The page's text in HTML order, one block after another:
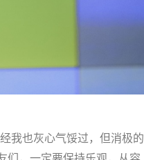
我也灰心气馁过，但消极的